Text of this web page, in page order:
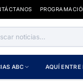
ABC AQUÍ ENTRE